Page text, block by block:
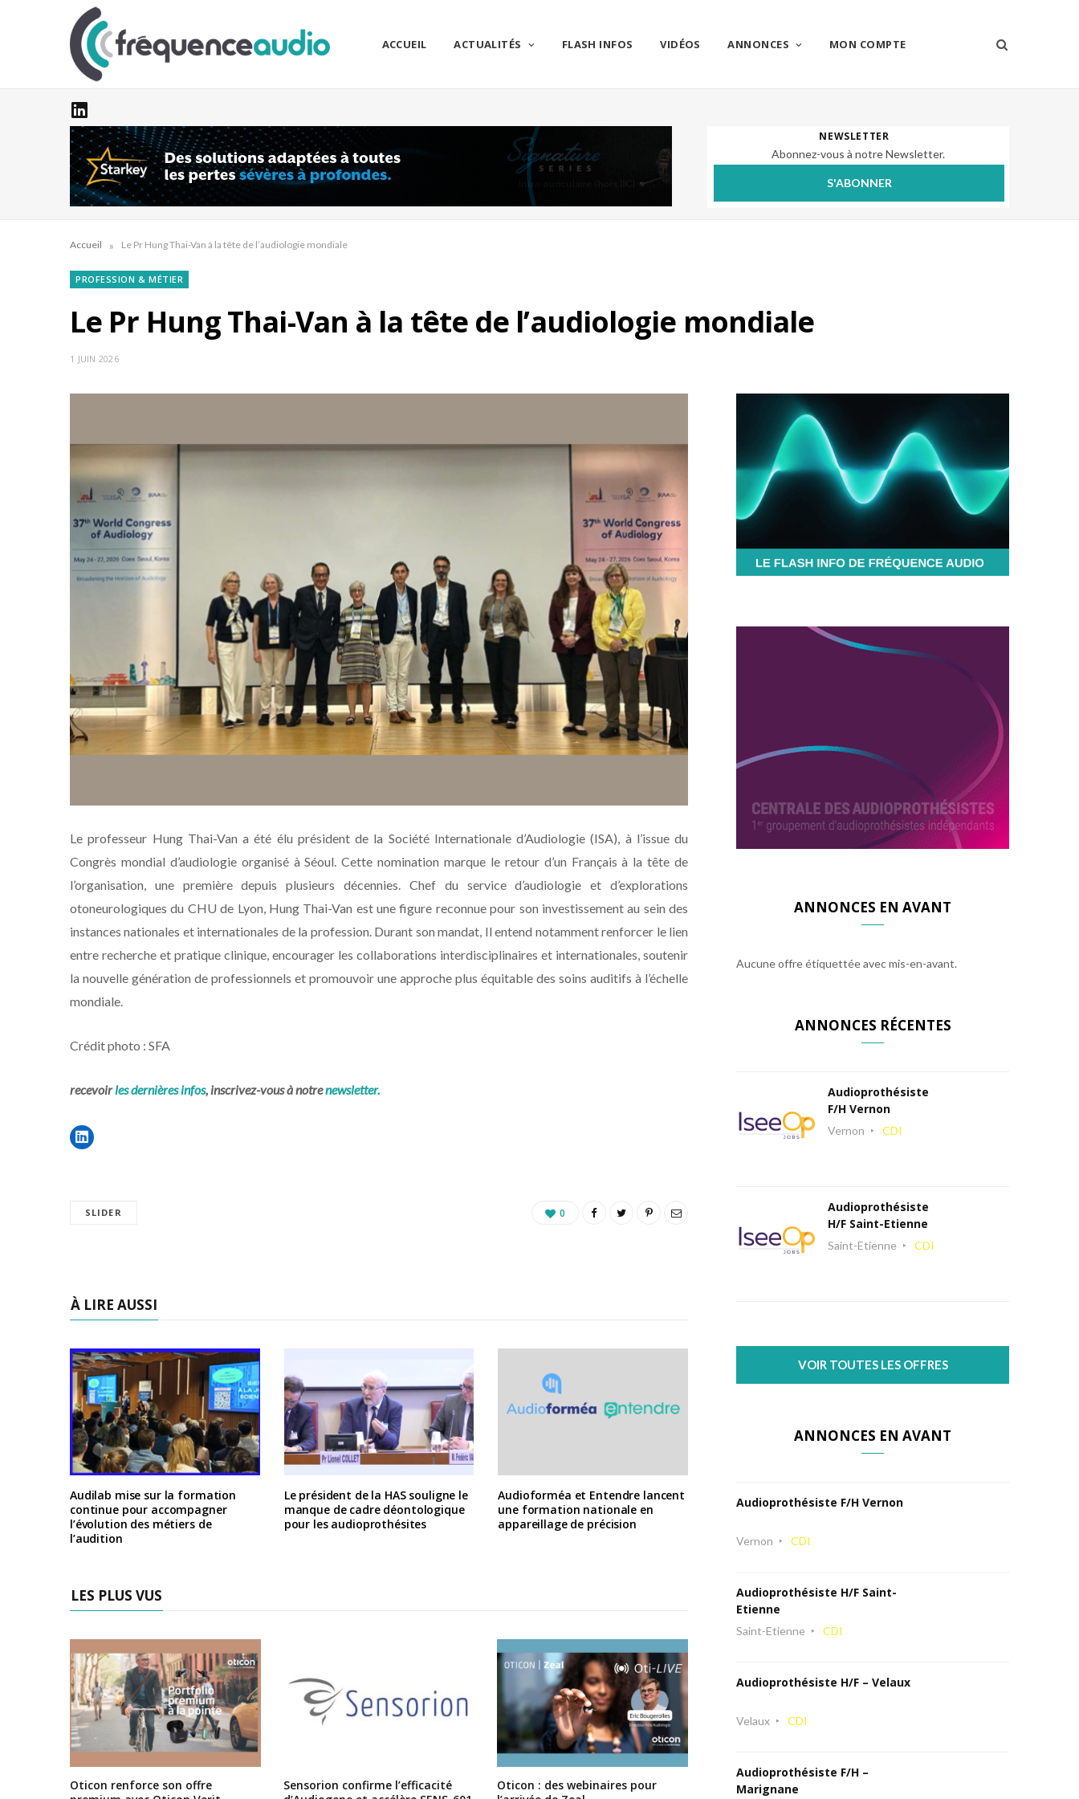
ACCUEIL ACTUALITÉS FLASH INFOS VIDÉOS ANNONCES MON COMPTE
NEWSLETTER
Abonnez-vous à notre Newsletter.
S'ABONNER
Accueil » Le Pr Hung Thai-Van à la tête de l’audiologie mondiale
PROFESSION & MÉTIER
Le Pr Hung Thai-Van à la tête de l’audiologie mondiale
1 JUIN 2026
Le professeur Hung Thai-Van a été élu président de la Société Internationale d’Audiologie (ISA), à l’issue du
Congrès mondial d’audiologie organisé à Séoul. Cette nomination marque le retour d’un Français à la tête de
l’organisation, une première depuis plusieurs décennies. Chef du service d’audiologie et d’explorations
otoneurologiques du CHU de Lyon, Hung Thai-Van est une figure reconnue pour son investissement au sein des
instances nationales et internationales de la profession. Durant son mandat, Il entend notamment renforcer le lien
entre recherche et pratique clinique, encourager les collaborations interdisciplinaires et internationales, soutenir
la nouvelle génération de professionnels et promouvoir une approche plus équitable des soins auditifs à l’échelle
mondiale.
Crédit photo : SFA
recevoirles dernières infos, inscrivez-vous à notrenewsletter.
SLIDER 0
À LIRE AUSSI
Audilab mise sur la formation
continue pour accompagner
l’évolution des métiers de
l’audition
Le président de la HAS souligne le
manque de cadre déontologique
pour les audioprothésites
Audioforméa et Entendre lancent
une formation nationale en
appareillage de précision
LES PLUS VUS
Oticon renforce son offre
Sensorion confirme l’efficacité
Oticon : des webinaires pour
ANNONCES EN AVANT
Aucune offre étiquettée avec mis-en-avant.
ANNONCES RÉCENTES
Audioprothésiste
F/H Vernon
Vernon CDI
Audioprothésiste
H/F Saint-Etienne
Saint-Etienne CDI
VOIR TOUTES LES OFFRES
ANNONCES EN AVANT
Audioprothésiste F/H Vernon
Vernon CDI
Audioprothésiste H/F Saint-
Etienne
Saint-Etienne CDI
Audioprothésiste H/F – Velaux
Velaux CDI
Audioprothésiste F/H –
Marignane